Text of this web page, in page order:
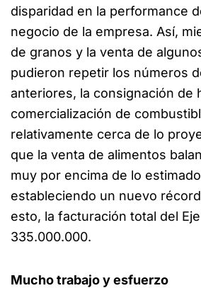
disparidad en la performance
negocio de la empresa. Así,
de granos y la venta de
pudieron repetir los números
anteriores, la consignación de
comercialización de
relativamente cerca de lo
que la venta de alimentos
muy por encima de lo
estableciendo un nuevo
esto, la facturación total del
335.000.000.
Mucho trabajo y esfuerzo